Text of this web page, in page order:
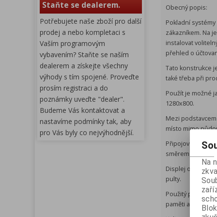
Staňte se dealerem.
Potřebujete naše zboží pro další
prodej a nebo kompletaci s
Vaším programovým
vybavením? Staňte se naším
dealerem a získejte všechny
výhody s tím spojené. Proveďte
prosím registraci a do
poznámky uveďte "dealer".
Budeme Vás kontaktovat a
nastavíme podmínky tak, aby
pro Vás byly co nejvýhodnější.
Obecný popis:
Pokladní
zákazníkem. Na
instalovat
přehled o
Tato konstrukce
také třeba při
Použít je možné
1280x800.
Mezi
místo mimo
Připojovací
směrem od zadní
Displej obsluhy
pulty.
Použitý procesor
paměti a SSD
Na